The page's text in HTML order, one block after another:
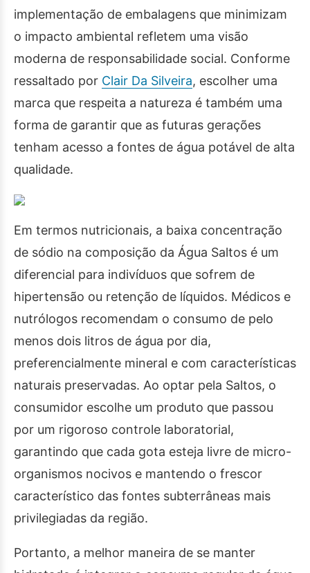
implementação de embalagens que minimizam
o impacto ambiental refletem uma visão
moderna de responsabilidade social. Conforme
ressaltado por Clair Da Silveira, escolher uma
marca que respeita a natureza é também uma
forma de garantir que as futuras gerações
tenham acesso a fontes de água potável de alta
qualidade.
Em termos nutricionais, a baixa concentração
de sódio na composição da Água Saltos é um
diferencial para indivíduos que sofrem de
hipertensão ou retenção de líquidos. Médicos e
nutrólogos recomendam o consumo de pelo
menos dois litros de água por dia,
preferencialmente mineral e com características
naturais preservadas. Ao optar pela Saltos, o
consumidor escolhe um produto que passou
por um rigoroso controle laboratorial,
garantindo que cada gota esteja livre de micro-
organismos nocivos e mantendo o frescor
característico das fontes subterrâneas mais
privilegiadas da região.
Portanto, a melhor maneira de se manter